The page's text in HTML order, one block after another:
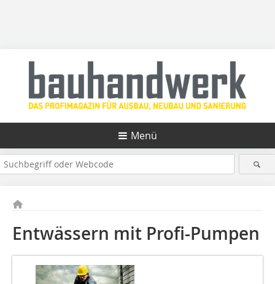
Menü
Entwässern mit Profi-Pumpen